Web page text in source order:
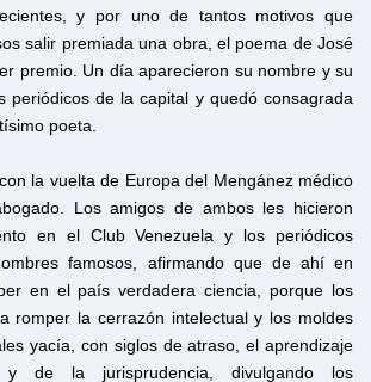
y por uno de tantos motivos que
salir premiada una obra, el poema de José
premio. Un día aparecieron su nombre y su
periódicos de la capital y quedó consagrada
poeta.
la vuelta de Europa del Mengánez médico
Los amigos de ambos les hicieron
en el Club Venezuela y los periódicos
famosos, afirmando que de ahí en
en el país verdadera ciencia, porque los
romper la cerrazón intelectual y los moldes
yacía, con siglos de atraso, el aprendizaje
de la jurisprudencia, divulgando los